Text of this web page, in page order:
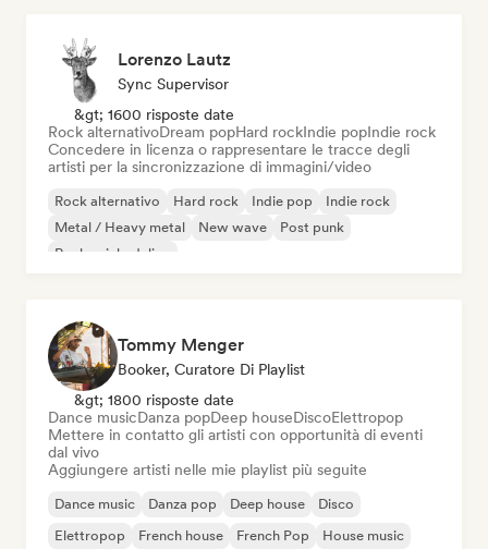
Lorenzo Lautz
Sync Supervisor
&gt; 1600 risposte date
Rock alternativoDream popHard rockIndie popIndie rock
Concedere in licenza o rappresentare le tracce degli
artisti per la sincronizzazione di immagini/video
Rock alternativo Hard rock Indie pop
Indie rock
Metal / Heavy metal
New wave
Post punk
Rock psichedelico
Tommy Menger
Booker, Curatore Di Playlist
&gt; 1800 risposte date
Dance musicDanza popDeep houseDiscoElettropop
Mettere in contatto gli artisti con opportunità di eventi
dal vivo
Aggiungere artisti nelle mie playlist più seguite
Dance music Danza pop Deep house
Disco
Elettropop
French house French Pop House music